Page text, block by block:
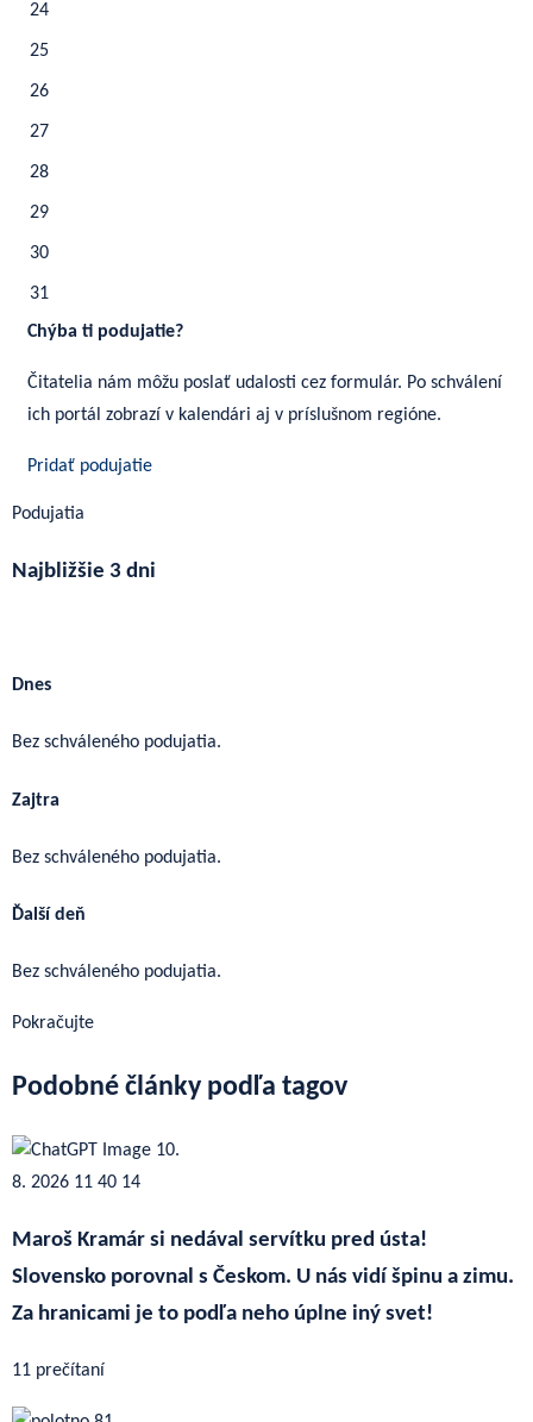
24
25
26
27
28
29
30
31
Chýba ti podujatie?
Čitatelia nám môžu poslať udalosti cez formulár. Po schválení
ich portál zobrazí v kalendári aj v príslušnom regióne.
Pridať podujatie
Podujatia
Najbližšie 3 dni
Dnes
Bez schváleného podujatia.
Zajtra
Bez schváleného podujatia.
Ďalší deň
Bez schváleného podujatia.
Pokračujte
Podobné články podľa tagov
Maroš Kramár si nedával servítku pred ústa!
Slovensko porovnal s Českom. U nás vidí špinu a zimu.
Za hranicami je to podľa neho úplne iný svet!
11 prečítaní